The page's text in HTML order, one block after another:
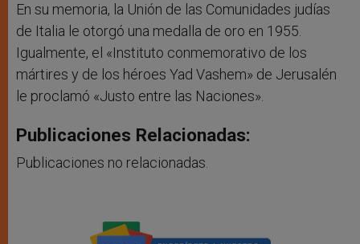
En su memoria, la Unión de las Comunidades judías
de Italia le otorgó una medalla de oro en 1955.
Igualmente, el «Instituto conmemorativo de los
mártires y de los héroes Yad Vashem» de Jerusalén
le proclamó «Justo entre las Naciones».
Publicaciones Relacionadas:
Publicaciones no relacionadas.